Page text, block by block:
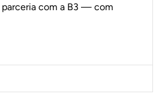
parceria com a B3 — com